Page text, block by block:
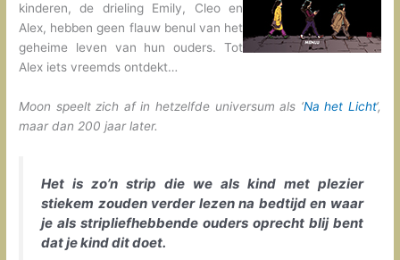
kinderen, de drieling Emily, Cleo en
Alex, hebben geen flauw benul van het
geheime leven van hun ouders. Tot
Alex iets vreemds ontdekt…
Moon speelt zich af in hetzelfde universum als ‘Na het Licht‘,
maar dan 200 jaar later.
Het is zo’n strip die we als kind met plezier
stiekem zouden verder lezen na bedtijd en waar
je als stripliefhebbende ouders oprecht blij bent
dat je kind dit doet.